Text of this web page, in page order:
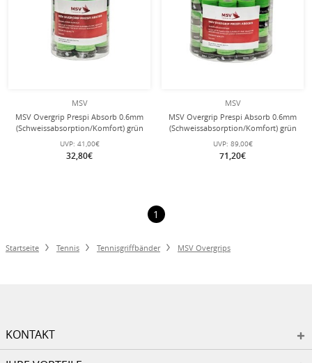
MSV
MSV Overgrip Prespi Absorb 0.6mm
(Schweissabsorption/Komfort) grün
24er Box
UVP: 41,00€
32,80€
MSV
MSV Overgrip Prespi Absorb 0.6mm
(Schweissabsorption/Komfort) grün
60er Box
UVP: 89,00€
71,20€
1
Startseite Tennis Tennisgriffbänder MSV Overgrips
KONTAKT